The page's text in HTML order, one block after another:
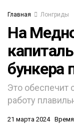
Главная Лонгриды
На
бункера
Это обеспечит
работу
21 марта 2024 Время